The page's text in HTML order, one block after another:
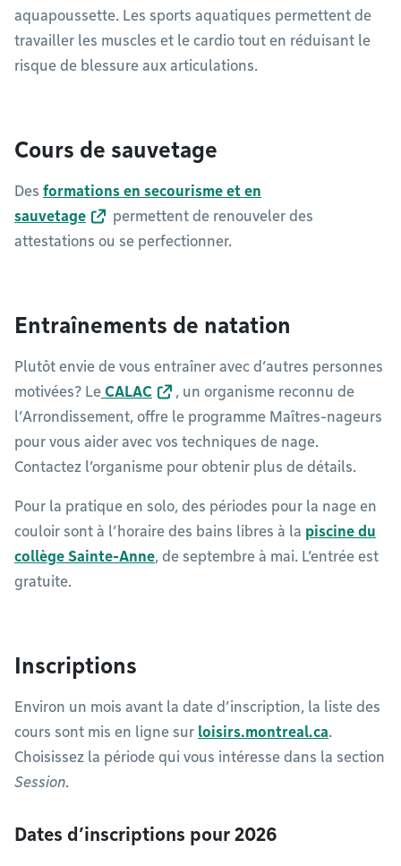
aquapoussette. Les sports aquatiques permettent de
travailler les muscles et le cardio tout en réduisant le
risque de blessure aux articulations.
Cours de sauvetage
Des formations en secourisme et en
sauvetage
permettent de renouveler des
attestations ou se perfectionner.
Entraînements de natation
Plutôt envie de vous entraîner avec d’autres personnes
motivées? Le CALAC
, un organisme reconnu de
l’Arrondissement, offre le programme Maîtres-nageurs
pour vous aider avec vos techniques de nage.
Contactez l’organisme pour obtenir plus de détails.
Pour la pratique en solo, des périodes pour la nage en
couloir sont à l’horaire des bains libres à la piscine du
collège Sainte-Anne, de septembre à mai. L’entrée est
gratuite.
Inscriptions
Environ un mois avant la date d’inscription, la liste des
cours sont mis en ligne sur loisirs.montreal.ca.
Choisissez la période qui vous intéresse dans la section
Session.
Dates d’inscriptions pour 2026